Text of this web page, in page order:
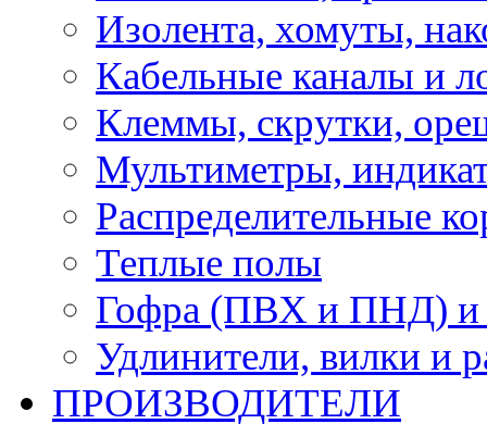
Изолента, хомуты,
Кабельные каналы и
Клеммы, скрутки,
Мультиметры,
Распределительные
Теплые полы
Гофра (ПВХ и ПНД) и
Удлинители, вилки и
ПРОИЗВОДИТЕЛИ